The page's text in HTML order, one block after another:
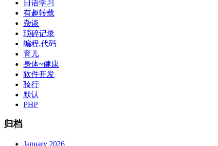
日语学习
有趣转载
杂谈
琐碎记录
编程,代码
育儿
身体~健康
软件开发
骑行
默认
PHP
归档
January 2026